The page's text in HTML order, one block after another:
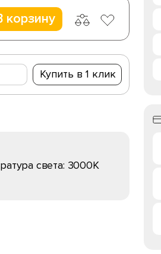
корзину
Купить в 1 клик
света: 3000K